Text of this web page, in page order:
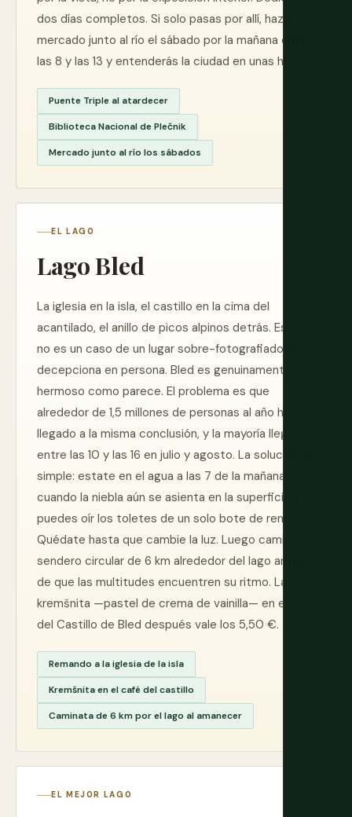
dos días completos. Si solo pasas por allí, haz el
mercado junto al río el sábado por la mañana entre
las 8 y las 13 y entenderás la ciudad en unas horas.
Puente Triple al atardecer
Biblioteca Nacional de Plečnik
Mercado junto al río los sábados
EL LAGO
Lago Bled
La iglesia en la isla, el castillo en la cima del
acantilado, el anillo de picos alpinos detrás. Este
no es un caso de un lugar sobre-fotografiado que
decepciona en persona. Bled es genuinamente tan
hermoso como parece. El problema es que
alrededor de 1,5 millones de personas al año han
llegado a la misma conclusión, y la mayoría llega
entre las 10 y las 16 en julio y agosto. La solución es
simple: estate en el agua a las 7 de la mañana
cuando la niebla aún se asienta en la superficie y
puedes oír los toletes de un solo bote de remos.
Quédate hasta que cambie la luz. Luego camina el
sendero circular de 6 km alrededor del lago antes
de que las multitudes encuentren su ritmo. La
kremšnita —pastel de crema de vainilla— en el café
del Castillo de Bled después vale los 5,50 €.
Remando a la iglesia de la isla
Kremšnita en el café del castillo
Caminata de 6 km por el lago al amanecer
EL MEJOR LAGO